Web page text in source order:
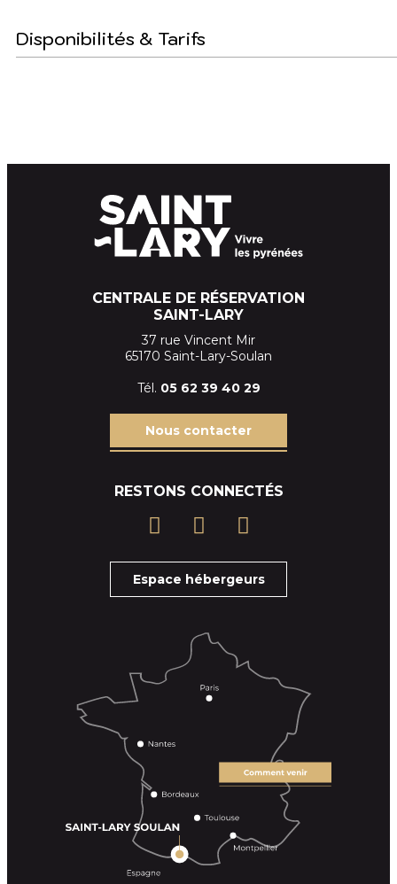
Disponibilités & Tarifs
CENTRALE DE RÉSERVATION
SAINT-LARY
37 rue Vincent Mir
65170 Saint-Lary-Soulan
Tél. 05 62 39 40 29
Nous contacter
RESTONS CONNECTÉS
Espace hébergeurs